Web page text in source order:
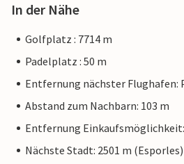
In der Nähe
Golfplatz : 7714 m
Padelplatz : 50 m
Entfernung nächster Flughafen:
Abstand zum Nachbarn: 103 m
Entfernung
Nächste Stadt: 2501 m (Esporles)